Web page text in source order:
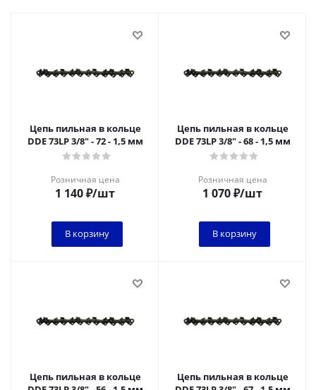
Цепь пильная в кольце
DDE 73LP 3/8" - 72 - 1,5 мм
Розничная цена
1 140₽/шт
В корзину
Цепь пильная в кольце
DDE 73LP 3/8" - 68 - 1,5 мм
Розничная цена
1 070₽/шт
В корзину
Цепь пильная в кольце
Цепь пильная в кольце